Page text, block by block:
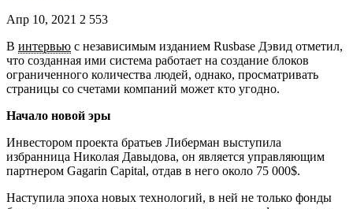
Апр 10, 2021 2 553
В интервью с независимым изданием Rusbase Дэвид отметил,
что созданная ими система работает на создание блоков
ограниченного количества людей, однако, просматривать
страницы со счетами компаний может кто угодно.
Начало новой эры
Инвестором проекта братьев Либерман выступила
избранница Николая Давыдова, он является управляющим
партнером Gagarin Capital, отдав в него около 75 000$.
Наступила эпоха новых технологий, в ней не только фонды